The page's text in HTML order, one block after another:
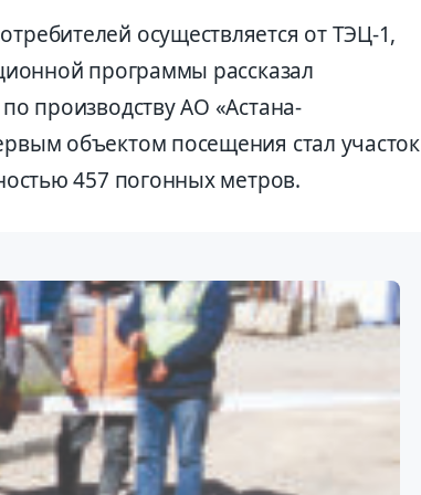
осуществляется от ТЭЦ-1,
программы рассказал
производству АО «Астана-
объектом посещения стал участок
457 погонных метров.